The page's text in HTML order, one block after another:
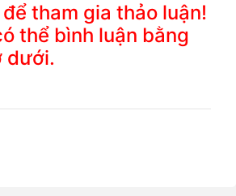
tham gia thảo luận!
thể bình luận bằng
dưới.